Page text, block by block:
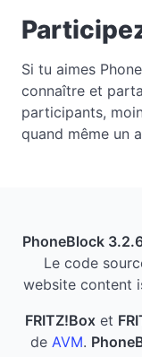
Si tu aimes
connaître et
participants,
quand même un
PhoneBlock
Le code
website content
FRITZ!Boxet
de AVM.